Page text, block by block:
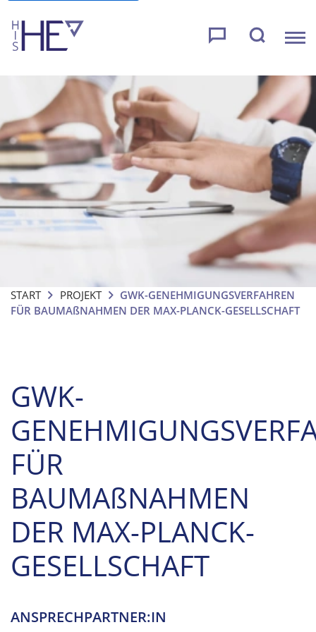
START PROJEKT
GWK-GENEHMIGUNGSVERFAHREN
FÜR BAUMAßNAHMEN DER MAX-PLANCK-GESELLSCHAFT
GWK-
FÜR
BAUMAßNAHMEN
DER MAX-PLANCK-
GESELLSCHAFT
ANSPRECHPARTNER:IN